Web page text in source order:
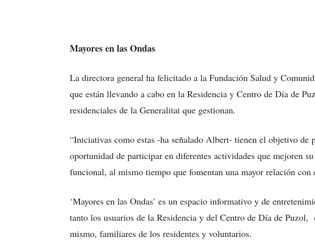
Mayores en las Ondas
La directora general ha felicitado a la Fundación Salud y
que están llevando a cabo en la Residencia y Centro de Día de
residenciales de la Generalitat que gestionan.
“Iniciativas como estas -ha señalado Albert- tienen el objetivo de
oportunidad de participar en diferentes actividades que mejoren
funcional, al mismo tiempo que fomentan una mayor relación con
‘Mayores en las Ondas’ es un espacio informativo y de
tanto los usuarios de la Residencia y del Centro de Día de Puzol,
mismo, familiares de los residentes y voluntarios.